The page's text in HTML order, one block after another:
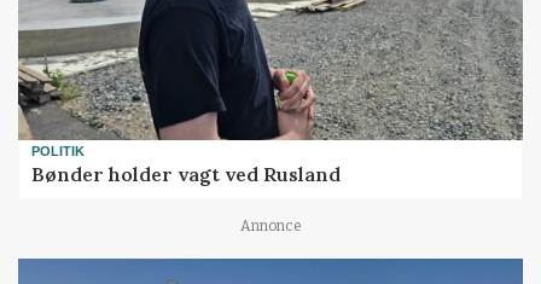
POLITIK
Bønder holder vagt ved Rusland
Annonce